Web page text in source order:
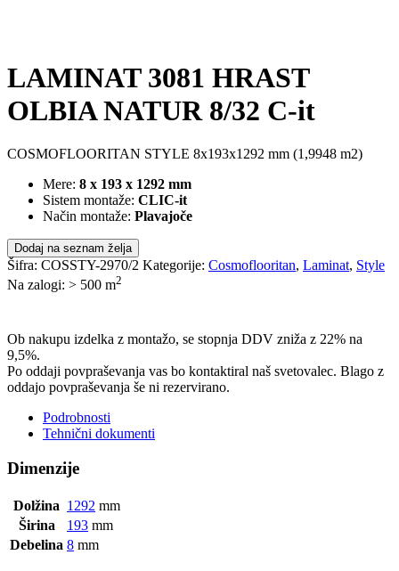
LAMINAT 3081 HRAST
OLBIA NATUR 8/32 C-it
COSMOFLOORITAN STYLE 8x193x1292 mm (1,9948 m2)
Mere: 8 x 193 x 1292 mm
Sistem montaže: CLIC-it
Način montaže: Plavajoče
Dodaj na seznam želja
Šifra: COSSTY-2970/2 Kategorije: Cosmoflooritan, Laminat, Style
Na zalogi: > 500 m2
Ob nakupu izdelka z montažo, se stopnja DDV zniža z 22% na
9,5%.
Po oddaji povpraševanja vas bo kontaktiral naš svetovalec. Blago z
oddajo povpraševanja še ni rezervirano.
Podrobnosti
Tehnični dokumenti
Dimenzije
Dolžina 1292 mm
Širina
193 mm
Debelina 8 mm